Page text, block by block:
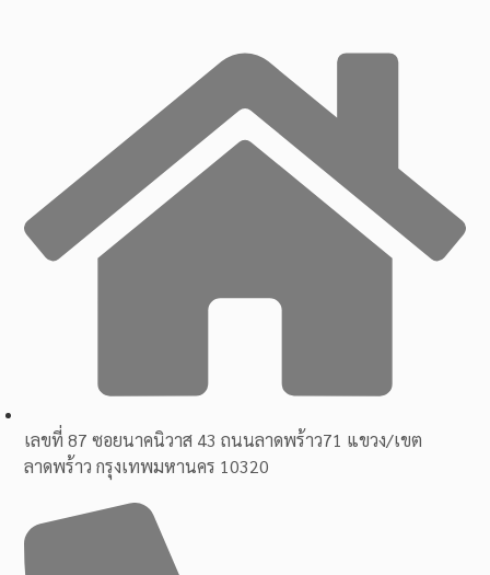
เลขที่ 87 ซอยนาคนิวาส 43 ถนนลาดพร้าว71 แขวง/เขต
ลาดพร้าว กรุงเทพมหานคร 10320